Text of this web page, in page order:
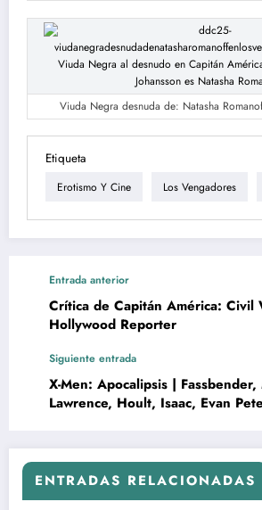
Viuda Negra desnuda de: Natasha
Etiqueta
Erotismo Y Cine Los Vengadores
Entrada anterior
Crítica de Capitán América: Civil
Hollywood Reporter
Siguiente entrada
X-Men: Apocalipsis | Fassbender,
Lawrence, Hoult, Isaac, Evan
ENTRADAS RELACIONADAS